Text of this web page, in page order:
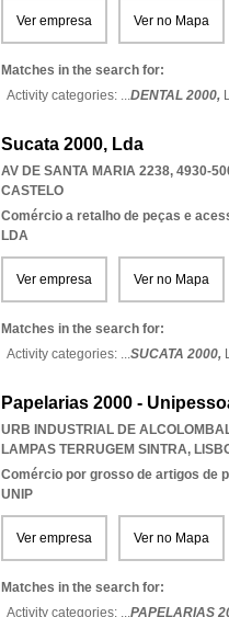
Ver empresa Ver no Mapa
Matches in the search for:
Activity categories: ...DENTAL 2000,
Sucata 2000, Lda
AV DE SANTA MARIA 2238, 4930-
CASTELO
Comércio a retalho de peças e
LDA
Ver empresa Ver no Mapa
Matches in the search for:
Activity categories: ...SUCATA 2000,
Papelarias 2000 -
URB INDUSTRIAL DE
LAMPAS TERRUGEM SINTRA,
Comércio por grosso de artigos de
UNIP
Ver empresa Ver no Mapa
Matches in the search for:
Activity categories: ...PAPELARIAS